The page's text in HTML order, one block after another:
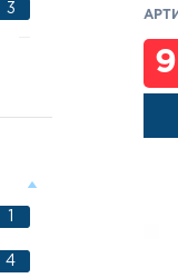
3
4